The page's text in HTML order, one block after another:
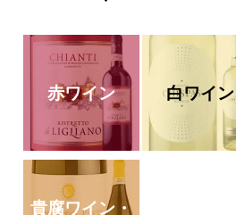
赤ワイン 白ワイン
貴腐ワイン・